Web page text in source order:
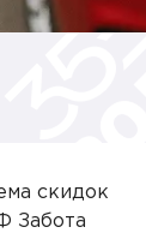
скидок
Забота